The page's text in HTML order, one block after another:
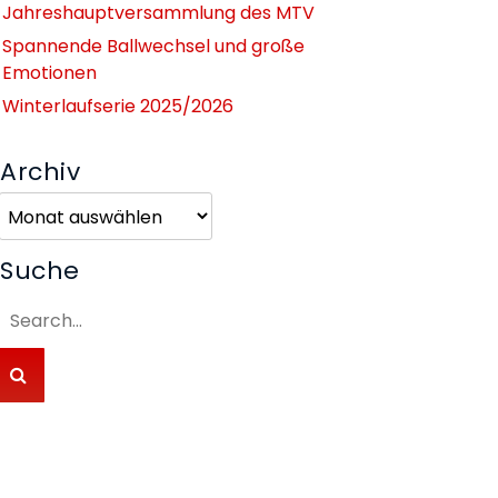
Jahreshauptversammlung des MTV
Spannende Ballwechsel und große
Emotionen
Winterlaufserie 2025/2026
Archiv
Suche